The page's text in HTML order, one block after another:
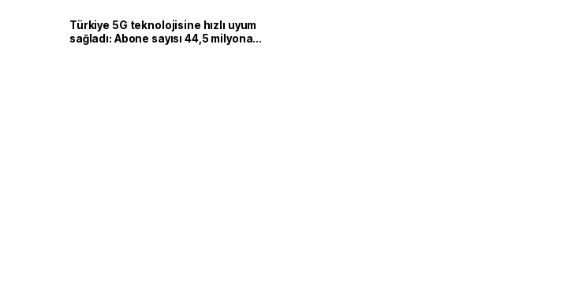
Türkiye 5G teknolojisine hızlı uyum
sağladı: Abone sayısı 44,5 milyona